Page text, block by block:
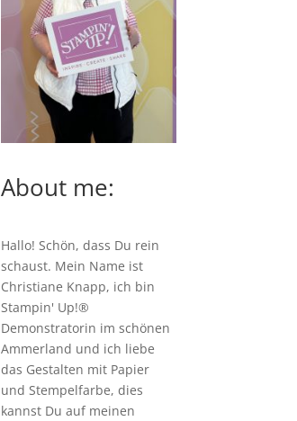
About me:
Hallo! Schön, dass Du rein
schaust. Mein Name ist
Christiane Knapp, ich bin
Stampin' Up!®
Demonstratorin im schönen
Ammerland und ich liebe
das Gestalten mit Papier
und Stempelfarbe, dies
kannst Du auf meinen